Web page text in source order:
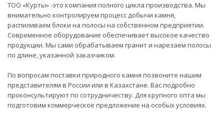
ТОО «Курты» -это компания полного цикла производства. Мы
внимательно контролируем процесс добычи камня,
распиливаем блоки на полосы на собственном предприятии.
Современное оборудование обеспечивает высокое качество
продукции. Мы сами обрабатываем гранит и нарезаем полосы
по длине, указанной заказчиком.
По вопросам поставки природного камня позвоните нашим
представителям в России или в Казахстане. Вас подробно
проконсультируют по сотрудничеству. Для крупного опта мы
подготовим коммерческое предложение на особых условиях.